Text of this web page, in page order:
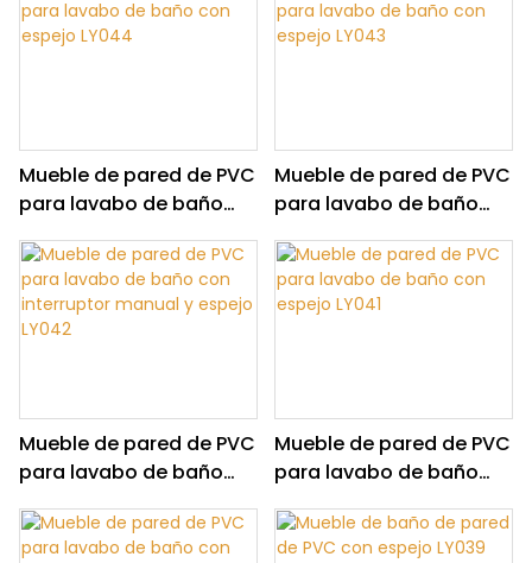
Mueble de pared de PVC
para lavabo de baño
Mueble de pared de PVC
para lavabo de baño
Mueble de pared de PVC
para lavabo de baño
y espejo LY042
Mueble de pared de PVC
para lavabo de baño